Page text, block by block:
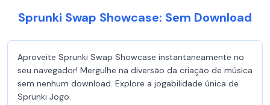
Sprunki Swap Showcase: Sem Download
Aproveite Sprunki Swap Showcase instantaneamente no
seu navegador! Mergulhe na diversão da criação de música
sem nenhum download. Explore a jogabilidade única de
Sprunki Jogo.